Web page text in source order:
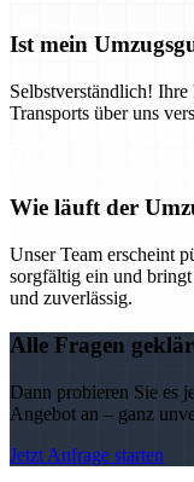
Ist mein
Selbstverständlich!
Transports über uns
Wie läuft der
Unser Team erscheint
sorgfältig ein und
und zuverlässig.
Alle Fragen
Dann probieren Sie es
Angebot an – ganz
Jetzt Anfrage starten